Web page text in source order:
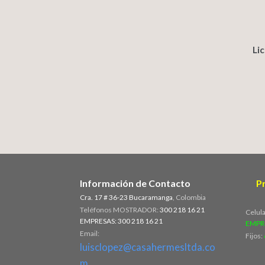
Información de Contacto
Cra. 17 # 36-23 Bucaramanga, Colombia
Teléfonos MOSTRADOR: 300 218 16 21
EMPRESAS: 300 218 16 21
Email:
luisclopez@casahermesltda.co
Fijos: